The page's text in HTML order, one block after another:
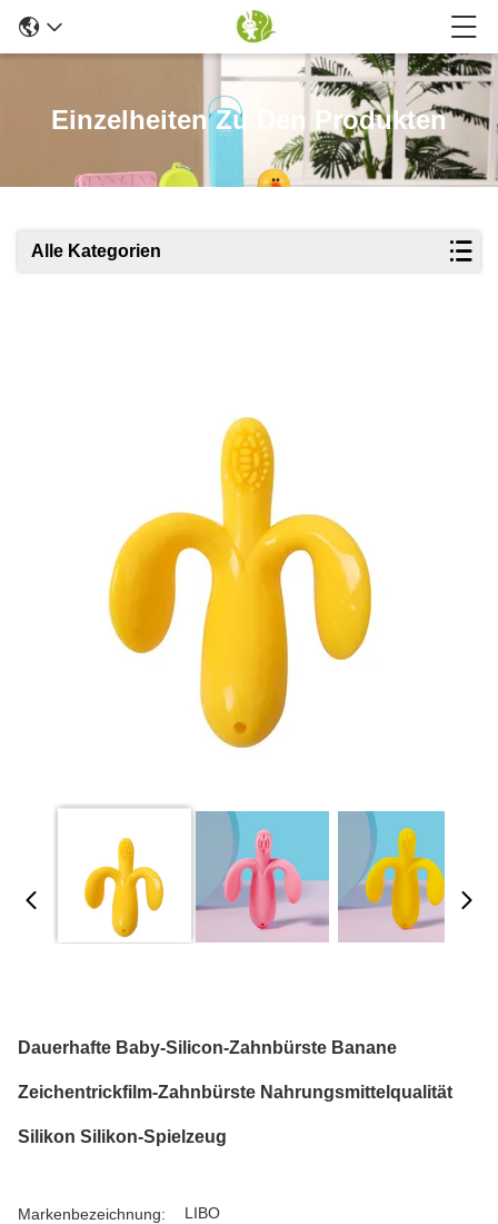
Einzelheiten Zu Den Produkten
Alle Kategorien
Dauerhafte Baby-Silicon-Zahnbürste Banane
Zeichentrickfilm-Zahnbürste Nahrungsmittelqualität
Silikon Silikon-Spielzeug
Markenbezeichnung: LIBO